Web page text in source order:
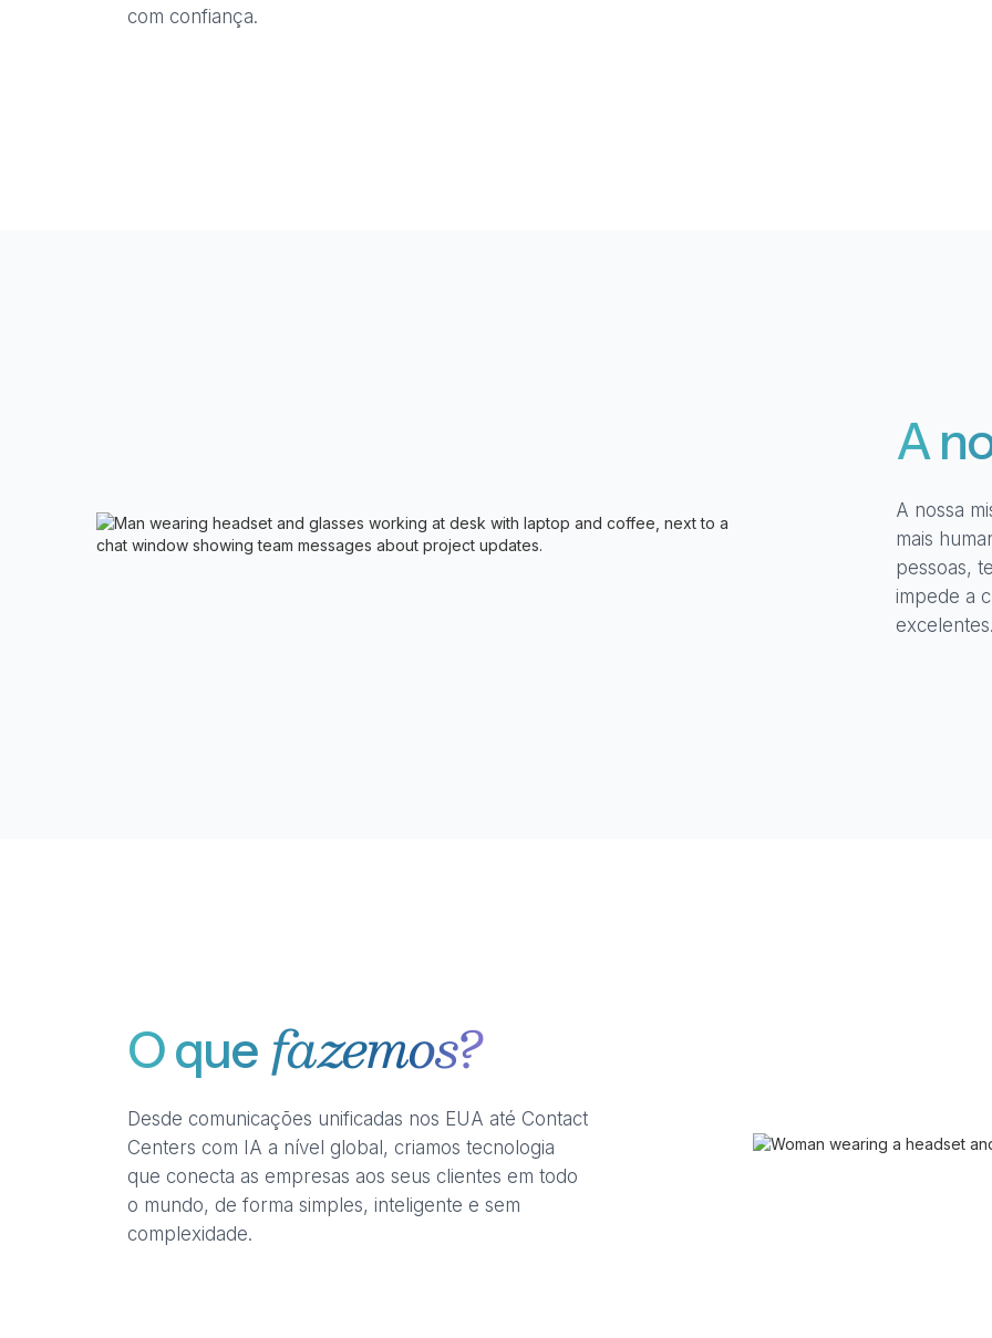
com confiança.
A
A nossa
mais
pessoas,
impede a
O quefazemos?
Desde comunicações unificadas nos EUA até Contact
Centers com IA a nível global, criamos tecnologia
que conecta as empresas aos seus clientes em todo
o mundo, de forma simples, inteligente e sem
complexidade.